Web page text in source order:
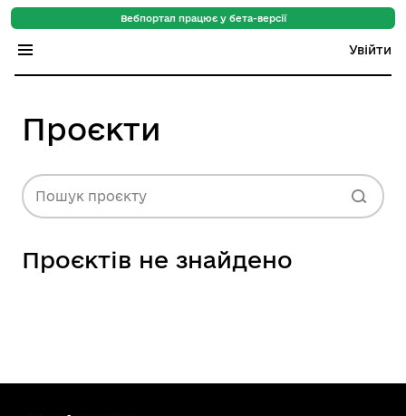
Вебпортал працює у бета-версії
Увійти
Індекс громад
Цифровий путівник
База знань
Новини
Проєкти
Пошук проєкту
Проєктів не знайдено